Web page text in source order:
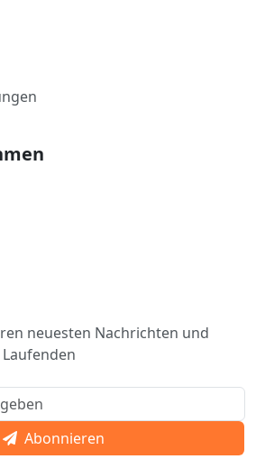
neuesten Nachrichten und
Abonnieren